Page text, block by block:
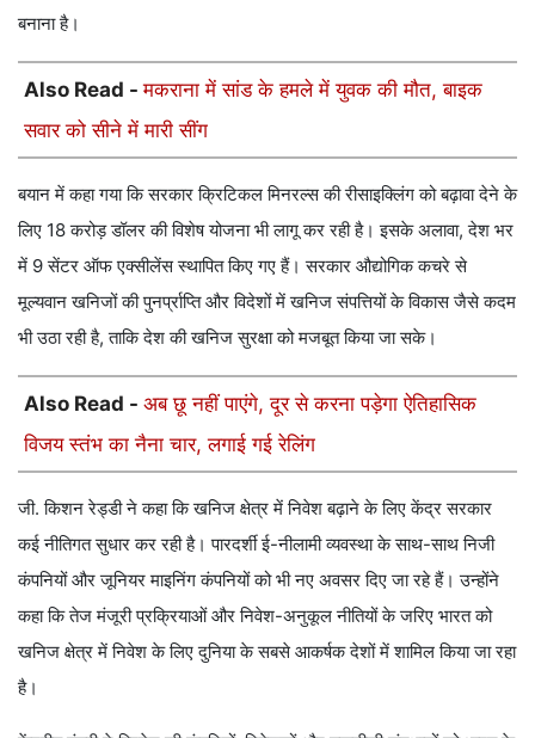
बनाना है।
Also Read -मकराना में सांड के हमले में युवक की मौत, बाइक
सवार को सीने में मारी सींग
बयान में कहा गया कि सरकार क्रिटिकल मिनरल्स की रीसाइक्लिंग को बढ़ावा देने के
लिए 18 करोड़ डॉलर की विशेष योजना भी लागू कर रही है। इसके अलावा, देश भर
में 9 सेंटर ऑफ एक्सीलेंस स्थापित किए गए हैं। सरकार औद्योगिक कचरे से
मूल्यवान खनिजों की पुनर्प्राप्ति और विदेशों में खनिज संपत्तियों के विकास जैसे कदम
भी उठा रही है, ताकि देश की खनिज सुरक्षा को मजबूत किया जा सके।
Also Read - अब छू नहीं पाएंगे, दूर से करना पड़ेगा ऐतिहासिक
विजय स्तंभ का नैना चार, लगाई गई रेलिंग
जी. किशन रेड्डी ने कहा कि खनिज क्षेत्र में निवेश बढ़ाने के लिए केंद्र सरकार
कई नीतिगत सुधार कर रही है। पारदर्शी ई-नीलामी व्यवस्था के साथ-साथ निजी
कंपनियों और जूनियर माइनिंग कंपनियों को भी नए अवसर दिए जा रहे हैं। उन्होंने
कहा कि तेज मंजूरी प्रक्रियाओं और निवेश-अनुकूल नीतियों के जरिए भारत को
खनिज क्षेत्र में निवेश के लिए दुनिया के सबसे आकर्षक देशों में शामिल किया जा रहा
है।